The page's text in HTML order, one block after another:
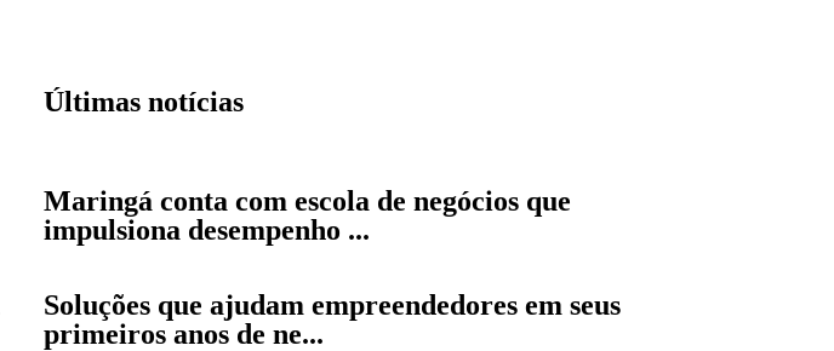
Últimas notícias
Maringá conta com escola de negócios que
impulsiona desempenho ...
Soluções que ajudam empreendedores em seus
primeiros anos de ne...